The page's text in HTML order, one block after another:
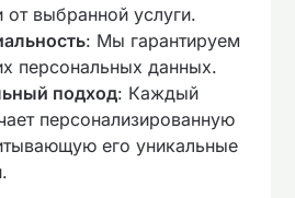
от выбранной услуги.
: Мы гарантируем
персональных данных.
подход: Каждый
персонализированную
его уникальные